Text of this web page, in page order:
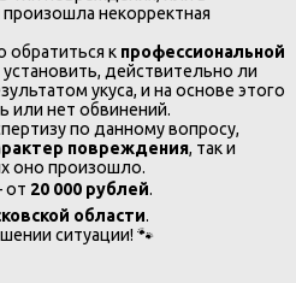
некорректная
обратиться к профессиональной
действительно ли
укуса, и на основе этого
или нет обвинений.
по данному вопросу,
повреждения, так и
оно произошло.
от 20 000 рублей.
области.
ситуации! 🐾